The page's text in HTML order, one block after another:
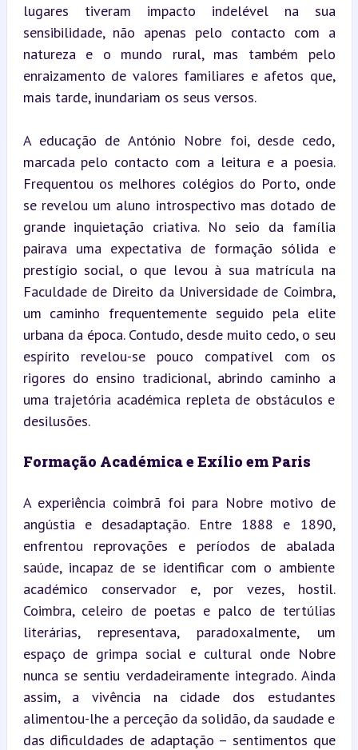
lugares tiveram impacto indelével na sua
sensibilidade, não apenas pelo contacto com a
natureza e o mundo rural, mas também pelo
enraizamento de valores familiares e afetos que,
mais tarde, inundariam os seus versos.
A educação de António Nobre foi, desde cedo,
marcada pelo contacto com a leitura e a poesia.
Frequentou os melhores colégios do Porto, onde
se revelou um aluno introspectivo mas dotado de
grande inquietação criativa. No seio da família
pairava uma expectativa de formação sólida e
prestígio social, o que levou à sua matrícula na
Faculdade de Direito da Universidade de Coimbra,
um caminho frequentemente seguido pela elite
urbana da época. Contudo, desde muito cedo, o seu
espírito revelou-se pouco compatível com os
rigores do ensino tradicional, abrindo caminho a
uma trajetória académica repleta de obstáculos e
desilusões.
Formação Académica e Exílio em Paris
A experiência coimbrã foi para Nobre motivo de
angústia e desadaptação. Entre 1888 e 1890,
enfrentou reprovações e períodos de abalada
saúde, incapaz de se identificar com o ambiente
académico conservador e, por vezes, hostil.
Coimbra, celeiro de poetas e palco de tertúlias
literárias, representava, paradoxalmente, um
espaço de grimpa social e cultural onde Nobre
nunca se sentiu verdadeiramente integrado. Ainda
assim, a vivência na cidade dos estudantes
alimentou-lhe a perceção da solidão, da saudade e
das dificuldades de adaptação – sentimentos que